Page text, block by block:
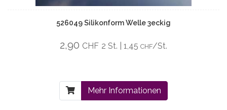
526049 Silikonform Welle 3eckig
2,90 CHF 2 St. | 1,45 CHF/St.
Mehr Informationen